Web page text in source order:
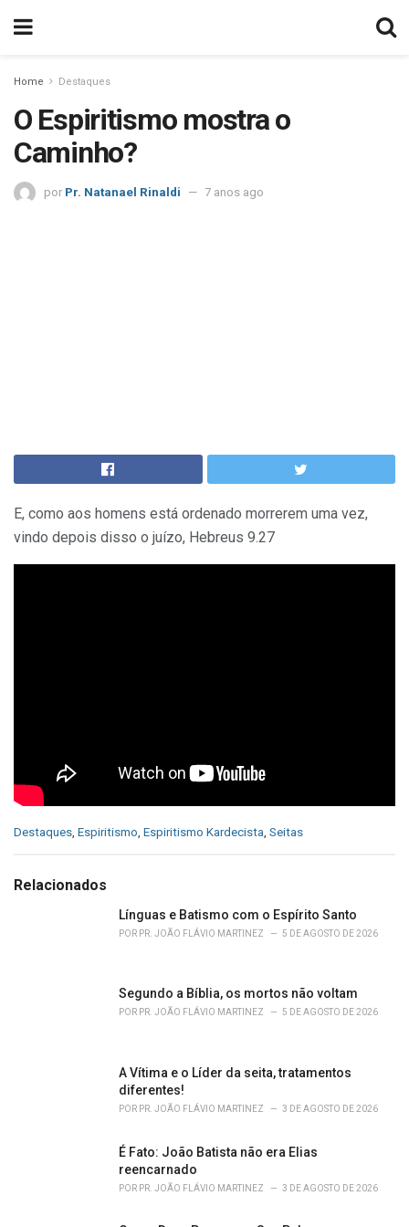
Home Destaques
O Espiritismo mostra o
Caminho?
por Pr. Natanael Rinaldi 7 anos ago
E, como aos homens está ordenado morrerem uma vez,
vindo depois disso o juízo, Hebreus 9.27
C
e
Destaques, Espiritismo, Espiritismo Kardecista, Seitas
Relacionados
Línguas e Batismo com o Espírito Santo
POR PR. JOÃO FLÁVIO MARTINEZ 5 DE AGOSTO DE 2026
Segundo a Bíblia, os mortos não voltam
POR PR. JOÃO FLÁVIO MARTINEZ 5 DE AGOSTO DE 2026
A Vítima e o Líder da seita, tratamentos
diferentes!
POR PR. JOÃO FLÁVIO MARTINEZ 3 DE AGOSTO DE 2026
É Fato: João Batista não era Elias
reencarnado
POR PR. JOÃO FLÁVIO MARTINEZ 3 DE AGOSTO DE 2026